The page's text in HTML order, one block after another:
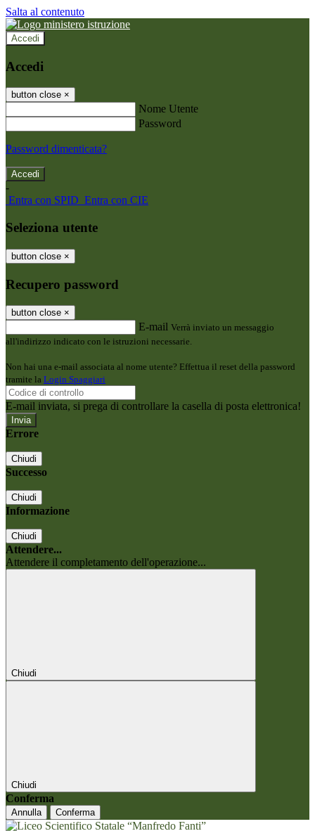
Salta al contenuto
Accedi
Accedi
button close ×
Nome Utente
Password
Password dimenticata?
-
Entra con SPID Entra con CIE
Seleziona utente
button close ×
Recupero password
button close ×
E-mail Verrà inviato un messaggio
all'indirizzo indicato con le istruzioni necessarie.
Non hai una e-mail associata al nome utente? Effettua il reset della password
tramite la Login Spaggiari
E-mail inviata, si prega di controllare la casella di posta elettronica!
Errore
Chiudi
Successo
Chiudi
Informazione
Chiudi
Attendere...
Attendere il completamento dell'operazione...
Chiudi
Chiudi
Conferma
Annulla Conferma